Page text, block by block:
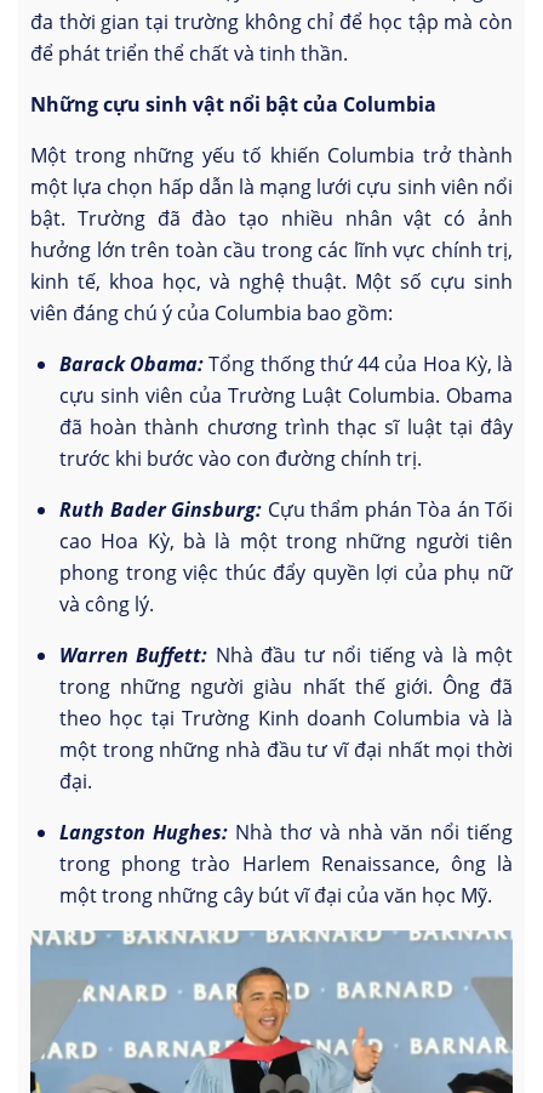
đa thời gian tại trường không chỉ để học tập mà còn
để phát triển thể chất và tinh thần.
Những cựu sinh vật nổi bật của Columbia
Một trong những yếu tố khiến Columbia trở thành
một lựa chọn hấp dẫn là mạng lưới cựu sinh viên nổi
bật. Trường đã đào tạo nhiều nhân vật có ảnh
hưởng lớn trên toàn cầu trong các lĩnh vực chính trị,
kinh tế, khoa học, và nghệ thuật. Một số cựu sinh
viên đáng chú ý của Columbia bao gồm:
Barack Obama:Tổng thống thứ 44 của Hoa Kỳ, là
cựu sinh viên của Trường Luật Columbia. Obama
đã hoàn thành chương trình thạc sĩ luật tại đây
trước khi bước vào con đường chính trị.
Ruth Bader Ginsburg: Cựu thẩm phán Tòa án Tối
cao Hoa Kỳ, bà là một trong những người tiên
phong trong việc thúc đẩy quyền lợi của phụ nữ
và công lý.
Warren Buffett: Nhà đầu tư nổi tiếng và là một
trong những người giàu nhất thế giới. Ông đã
theo học tại Trường Kinh doanh Columbia và là
một trong những nhà đầu tư vĩ đại nhất mọi thời
đại.
Langston Hughes: Nhà thơ và nhà văn nổi tiếng
trong phong trào Harlem Renaissance, ông là
một trong những cây bút vĩ đại của văn học Mỹ.